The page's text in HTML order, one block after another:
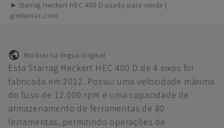
➤ Starrag Heckert HEC 400 D usado para venda |
gindumac.com
Mostrar na língua original
Esta Starrag Heckert HEC 400 D de 4 eixos foi
fabricada em 2012. Possui uma velocidade máxima
do fuso de 12.000 rpm e uma capacidade de
armazenamento de ferramentas de 80
ferramentas, permitindo operações de